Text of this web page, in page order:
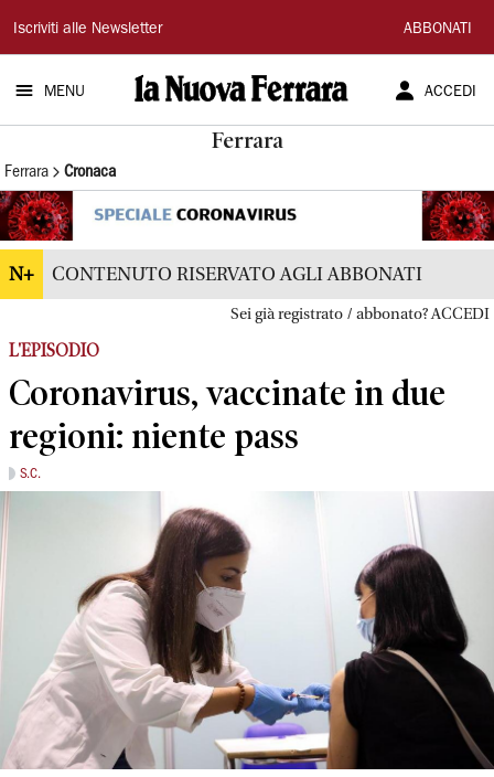
La
Nuova
Ferrara
Iscriviti alle Newsletter ABBONATI
MENU ACCEDI
Ferrara
Ferrara Cronaca
N+ CONTENUTO RISERVATO AGLI ABBONATI
Sei già registrato / abbonato? ACCEDI
L'EPISODIO
Coronavirus, vaccinate in due
regioni: niente pass
S.C.